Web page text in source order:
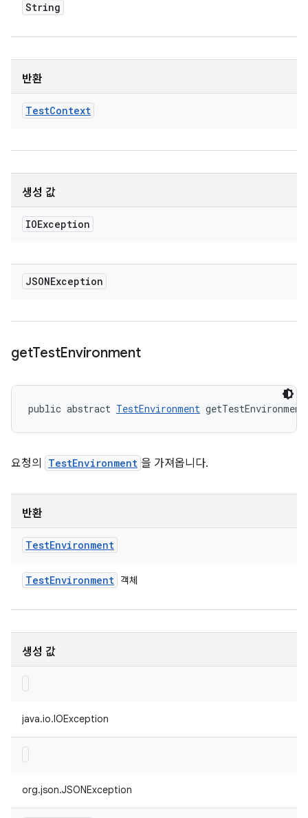
String
반환
TestContext
생성 값
IOException
JSONException
getTestEnvironment
public abstract TestEnvironment
요청의 TestEnvironment 을 가져옵니다.
반환
TestEnvironment
TestEnvironment 객체
생성 값
java.io.IOException
org.json.JSONException